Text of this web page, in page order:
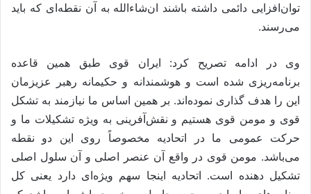
توان‌افزایی دائمی داشته باشند ان‌شاءالله به آن نقطه‌ای که باید
می‌رسند.
وی در ادامه تصریح کرد: ایران قوی طبق همین قاعده
برنامه‌ریزی شده است و هوشمندانه و حکیمانه رهبر عزیزمان
این را هدف گذاری نموده‌اند. بر همین اساس ما نیازمند به تشکل
قوی و مومن قوی هستیم و نقش‌آفرینی به ویژه تشکیلات ما و
حرکت عمومی ما در اتحادیه مخصوصاً روی این دو نقطه
می‌باشد. مومن قوی در واقع آن عنصر اصلی و آن سلول اصلی
تشکیل دهنده است. اتحادیه اینجا سهم ویژه‌ای دارد یعنی کل